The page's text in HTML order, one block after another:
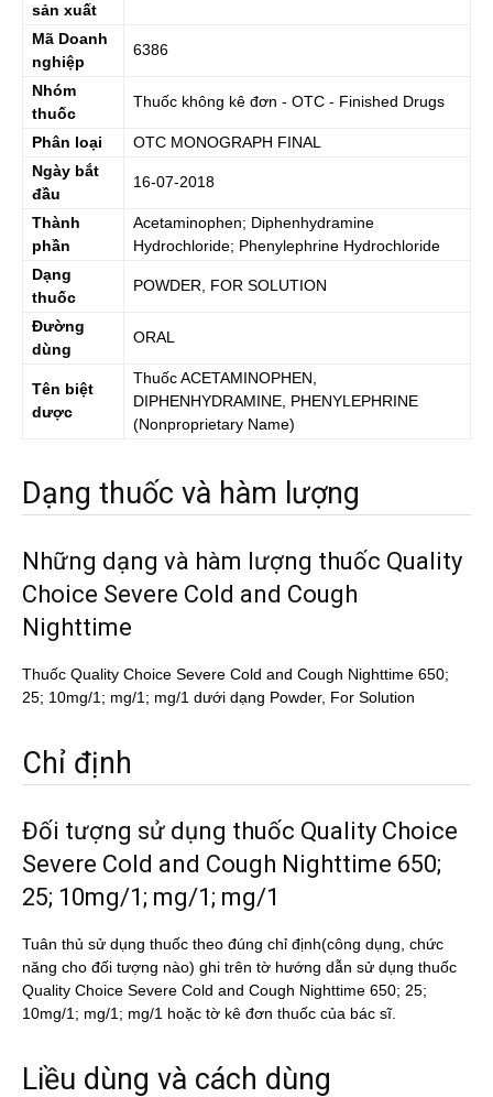
sản xuất
Mã Doanh
nghiệp
6386
Nhóm
thuốc
Thuốc không kê đơn - OTC - Finished Drugs
Phân loại
OTC MONOGRAPH FINAL
Ngày bắt
đầu
16-07-2018
Thành
phần
Acetaminophen; Diphenhydramine
Hydrochloride; Phenylephrine Hydrochloride
Dạng
thuốc
POWDER, FOR SOLUTION
Đường
dùng
ORAL
Tên biệt
dược
ThuốcACETAMINOPHEN,
DIPHENHYDRAMINE, PHENYLEPHRINE
(Nonproprietary Name)
Dạng thuốc và hàm lượng
Những dạng và hàm lượng thuốc Quality
Choice Severe Cold and Cough
Nighttime
Thuốc Quality Choice Severe Cold and Cough Nighttime 650;
25; 10mg/1; mg/1; mg/1 dưới dạng Powder, For Solution
Chỉ định
Đối tượng sử dụng thuốc Quality Choice
Severe Cold and Cough Nighttime 650;
25; 10mg/1; mg/1; mg/1
Tuân thủ sử dụng thuốc theo đúng chỉ định(công dụng, chức
năng cho đối tượng nào) ghi trên tờ hướng dẫn sử dụng thuốc
Quality Choice Severe Cold and Cough Nighttime 650; 25;
10mg/1; mg/1; mg/1 hoặc tờ kê đơn thuốc của bác sĩ.
Liều dùng và cách dùng